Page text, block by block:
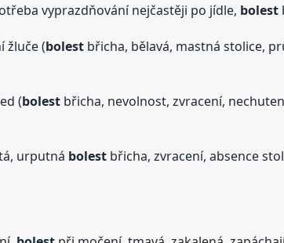
vyprazdňování nejčastěji po jídle, bolest
žluče (bolestbřicha, bělavá, mastná stolice,
(bolestbřicha, nevolnost, zvracení,
urputná bolestbřicha, zvracení, absence